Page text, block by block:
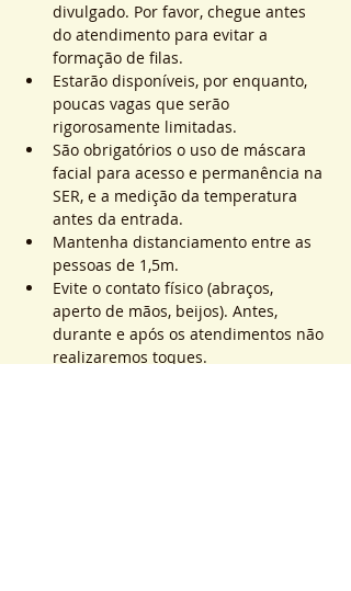
divulgado. Por favor, chegue antes
do atendimento para evitar a
formação de filas.
Estarão disponíveis, por enquanto,
poucas vagas que serão
rigorosamente limitadas.
São obrigatórios o uso de máscara
facial para acesso e permanência na
SER, e a medição da temperatura
antes da entrada.
Mantenha distanciamento entre as
pessoas de 1,5m.
Evite o contato físico (abraços,
aperto de mãos, beijos). Antes,
durante e após os atendimentos não
realizaremos toques.